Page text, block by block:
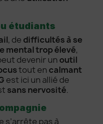
étudiants
, de difficultés à se
mental trop élevé,
devenir un outil
tout en calmant
est ici un allié de
sans nervosité.
s’arrête pas à